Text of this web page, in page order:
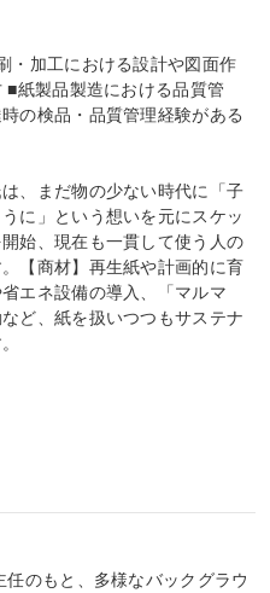
・加工における設計や図面作
紙製品製造における品質管
の検品・品質管理経験がある
、まだ物の少ない時代に「子
に」という想いを元にスケッ
始、現在も一貫して使う人の
【商材】再生紙や計画的に育
エネ設備の導入、「マルマ
ど、紙を扱いつつもサステナ
のもと、多様なバックグラウ